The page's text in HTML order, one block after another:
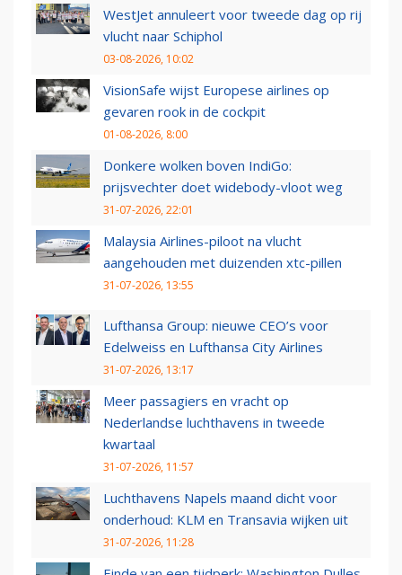
WestJet annuleert voor tweede dag op rij
vlucht naar Schiphol
03-08-2026, 10:02
VisionSafe wijst Europese airlines op
gevaren rook in de cockpit
01-08-2026, 8:00
Donkere wolken boven IndiGo:
prijsvechter doet widebody-vloot weg
31-07-2026, 22:01
Malaysia Airlines-piloot na vlucht
aangehouden met duizenden xtc-pillen
31-07-2026, 13:55
Lufthansa Group: nieuwe CEO’s voor
Edelweiss en Lufthansa City Airlines
31-07-2026, 13:17
Meer passagiers en vracht op
Nederlandse luchthavens in tweede
kwartaal
31-07-2026, 11:57
Luchthavens Napels maand dicht voor
onderhoud: KLM en Transavia wijken uit
31-07-2026, 11:28